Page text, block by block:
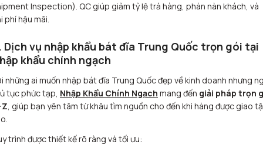
Inspection). QC giúp giảm tỷ lệ trả hàng, phàn nàn khách, và
phí hậu mãi.
Dịch vụ nhập khẩu bát đĩa Trung Quốc trọn gói tại
khẩu chính ngạch
những ai muốn nhập bát đĩa Trung Quốc đẹp về kinh doanh nhưng
tục phức tạp, Nhập Khẩu Chính Ngạch mang đến giải pháp trọn
, giúp bạn yên tâm từ khâu tìm nguồn cho đến khi hàng được giao
trình được thiết kế rõ ràng và tối ưu: